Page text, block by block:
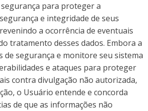
para proteger a
e integridade de seus
a ocorrência de eventuais
tratamento desses dados. Embora a
de segurança e monitore seu sistema
e ataques para proteger
contra divulgação não autorizada,
o Usuário entende e concorda
de que as informações não